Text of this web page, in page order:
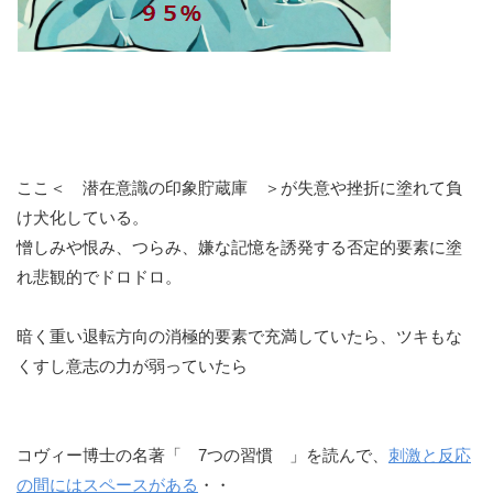
ここ＜ 潜在意識の印象貯蔵庫 ＞が失意や挫折に塗れて負
け犬化している。
憎しみや恨み、つらみ、嫌な記憶を誘発する否定的要素に塗
れ悲観的でドロドロ。
暗く重い退転方向の消極的要素で充満していたら、ツキもな
くすし意志の力が弱っていたら
コヴィー博士の名著「 7つの習慣 」を読んで、 刺激と反応
の間にはスペースがある ・・